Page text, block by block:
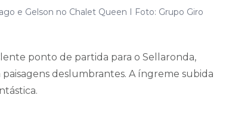
e Gelson no Chalet Queen I Foto: Grupo Giro
ponto de partida para o Sellaronda,
deslumbrantes. A íngreme subida